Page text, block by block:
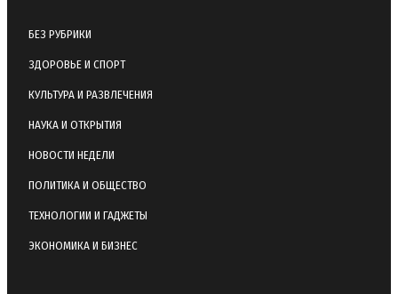
БЕЗ РУБРИКИ
ЗДОРОВЬЕ И СПОРТ
КУЛЬТУРА И РАЗВЛЕЧЕНИЯ
НАУКА И ОТКРЫТИЯ
НОВОСТИ НЕДЕЛИ
ПОЛИТИКА И ОБЩЕСТВО
ТЕХНОЛОГИИ И ГАДЖЕТЫ
ЭКОНОМИКА И БИЗНЕС